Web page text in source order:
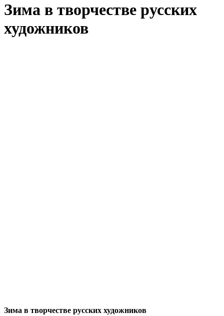
Зима в творчестве русских
художников
Зима в творчестве русских художников